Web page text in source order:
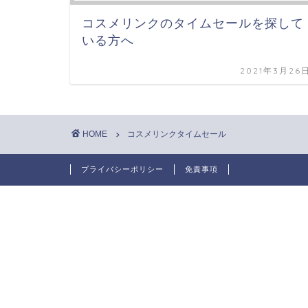
コスメリンクのタイムセールを探して
いる方へ
2021年3月26
HOME コスメリンクタイムセール
プライバシーポリシー 免責事項